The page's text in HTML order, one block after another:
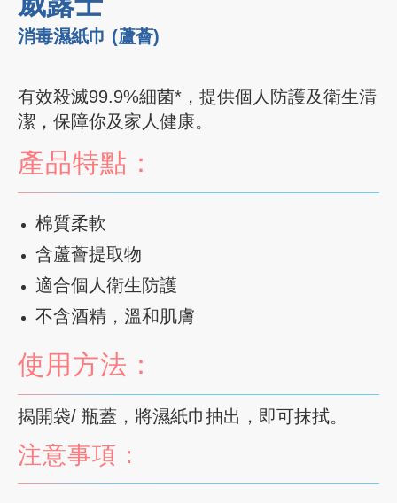
消毒濕紙巾 (蘆薈)
有效殺滅99.9%細菌*，提供個人防護及衛生清
潔，保障你及家人健康。
產品特點：
棉質柔軟
含蘆薈提取物
適合個人衛生防護
不含酒精，溫和肌膚
使用方法：
揭開袋/ 瓶蓋，將濕紙巾抽出，即可抹拭。
注意事項：